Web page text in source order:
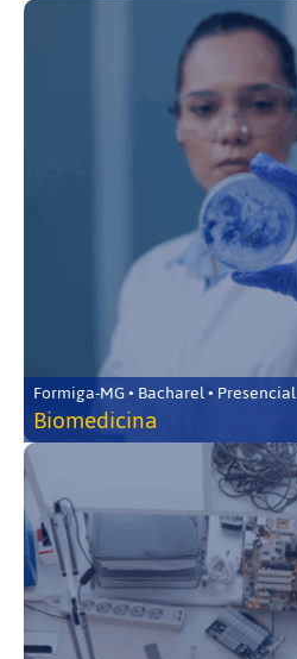
Formiga-MG • Bacharel • Presencial
Biomedicina